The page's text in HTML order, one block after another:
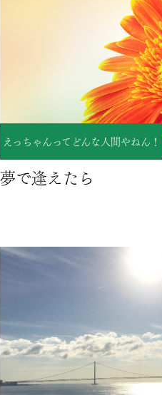
えっちゃんってどんな人間やねん！
夢で逢えたら